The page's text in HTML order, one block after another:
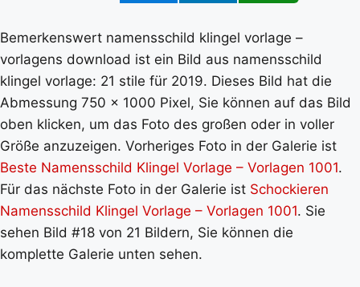
Bemerkenswert namensschild klingel vorlage –
vorlagens download ist ein Bild aus namensschild
klingel vorlage: 21 stile für 2019. Dieses Bild hat die
Abmessung 750 x 1000 Pixel, Sie können auf das Bild
oben klicken, um das Foto des großen oder in voller
Größe anzuzeigen. Vorheriges Foto in der Galerie ist
Beste Namensschild Klingel Vorlage – Vorlagen 1001.
Für das nächste Foto in der Galerie ist Schockieren
Namensschild Klingel Vorlage – Vorlagen 1001. Sie
sehen Bild #18 von 21 Bildern, Sie können die
komplette Galerie unten sehen.